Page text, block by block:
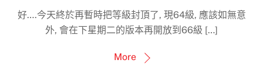
好….今天終於再暫時把等級封頂了, 現64級, 應該如無意
外, 會在下星期二的版本再開放到66級 […]
More